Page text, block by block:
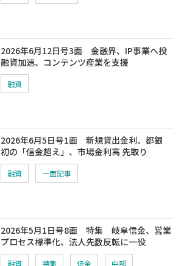
2026年6月12日号3面 金融界、IP事業へ投
融資加速、コンテンツ産業を支援
融資
2026年6月5日号1面 新規貸出金利、都銀
初の「信金超え」、市場金利高 先取り
融資 一面記事
2026年5月1日号8面 特集 岐阜信金、営業
プロセス標準化、法人先数反転に一役
融資 特集 信金 中部